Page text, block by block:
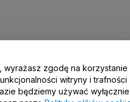
się z nami
wyrażasz zgodę na korzystanie
witryny i trafności
będziemy używać wyłącznie